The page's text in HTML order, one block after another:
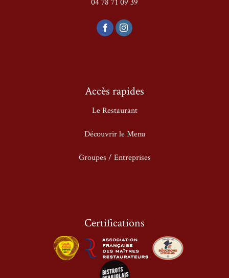
04 78 71 09 39
Accès rapides
Le Restaurant
Découvrir le Menu
Groupes / Entreprises
Certifications